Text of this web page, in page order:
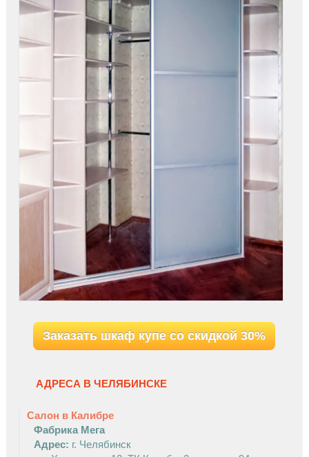
Заказать шкаф купе со скидкой 30%
АДРЕСА В ЧЕЛЯБИНСКЕ
Салон в Калибре
Фабрика Мега
Адрес: г. Челябинск